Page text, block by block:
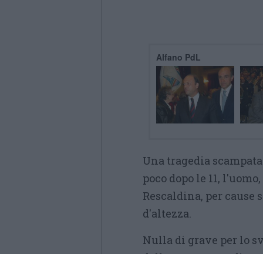
Alfano PdL
Una tragedia
poco dopo le 11,
Rescaldina, per cause
d'altezza.
Nulla di grave per lo